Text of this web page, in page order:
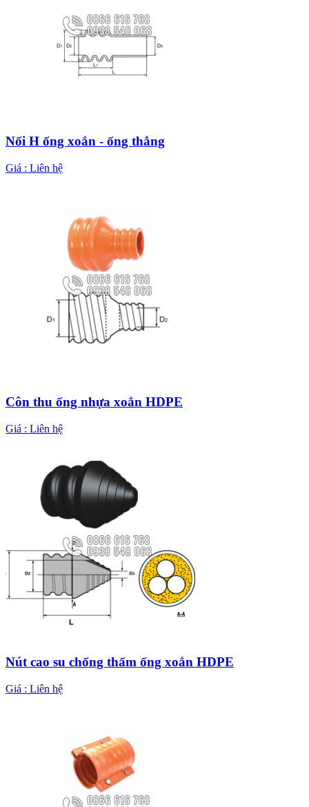
Nối H ống xoắn - ống thẳng
Giá : Liên hệ
Côn thu ống nhựa xoắn HDPE
Giá : Liên hệ
Nút cao su chống thấm ống xoắn HDPE
Giá : Liên hệ